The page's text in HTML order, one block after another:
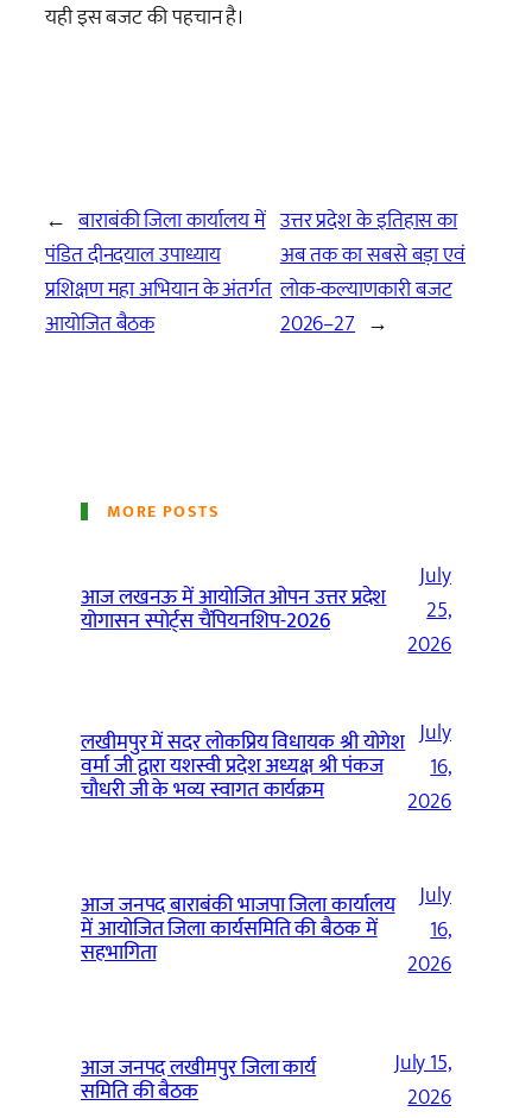
यही इस बजट की पहचान है।
← बाराबंकी जिला कार्यालय में
पंडित दीनदयाल उपाध्याय
प्रशिक्षण महा अभियान के अंतर्गत
आयोजित बैठक
उत्तर प्रदेश के इतिहास का
अब तक का सबसे बड़ा एवं
लोक-कल्याणकारी बजट
2026–27 →
MORE POSTS
आज लखनऊ में आयोजित ओपन उत्तर प्रदेश
योगासन स्पोर्ट्स चैंपियनशिप-2026
July
25,
2026
लखीमपुर में सदर लोकप्रिय विधायक श्री योगेश
वर्मा जी द्वारा यशस्वी प्रदेश अध्यक्ष श्री पंकज
चौधरी जी के भव्य स्वागत कार्यक्रम
July
16,
2026
आज जनपद बाराबंकी भाजपा जिला कार्यालय
में आयोजित जिला कार्यसमिति की बैठक में
सहभागिता
July
16,
2026
आज जनपद लखीमपुर जिला कार्य
समिति की बैठक
July 15,
2026